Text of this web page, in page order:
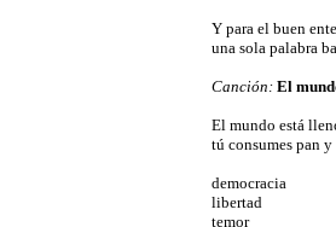
Y para el buen
una sola palabra
Canción: El
El mundo está
tú consumes pan y
democracia
libertad
temor